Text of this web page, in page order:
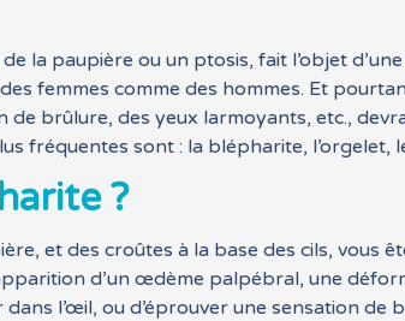
la paupière ou un ptosis, fait l’objet
femmes comme des hommes. Et
de brûlure, des yeux larmoyants, etc.,
fréquentes sont : la blépharite, l’orgelet,
?
et des croûtes à la base des cils, vous
d’un œdème palpébral, une
l’œil, ou d’éprouver une sensation de